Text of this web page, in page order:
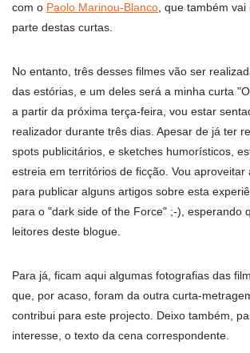
com o Paolo Marinou-Blanco , que também
parte destas curtas.
No entanto, três desses filmes vão ser
das estórias, e um deles será a minha curta "O
a partir da próxima terça-feira, vou estar
realizador durante três dias. Apesar de já ter
spots publicitários, e sketches humorísticos,
estreia em territórios de ficção. Vou aproveitar
para publicar alguns artigos sobre esta
para o "dark side of the Force" ;-), esperando
leitores deste blogue.
Para já, ficam aqui algumas fotografias das
que, por acaso, foram da outra curta-
contribui para este projecto. Deixo também,
interesse, o texto da cena correspondente.